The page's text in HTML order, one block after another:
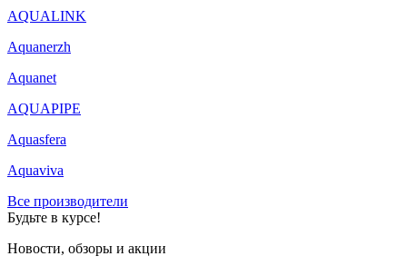
AQUALINK
Aquanerzh
Aquanet
AQUAPIPE
Aquasfera
Aquaviva
Все производители
Будьте в курсе!
Новости, обзоры и акции